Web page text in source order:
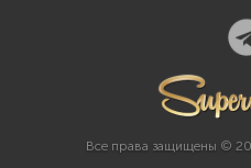
Все права защищены ©